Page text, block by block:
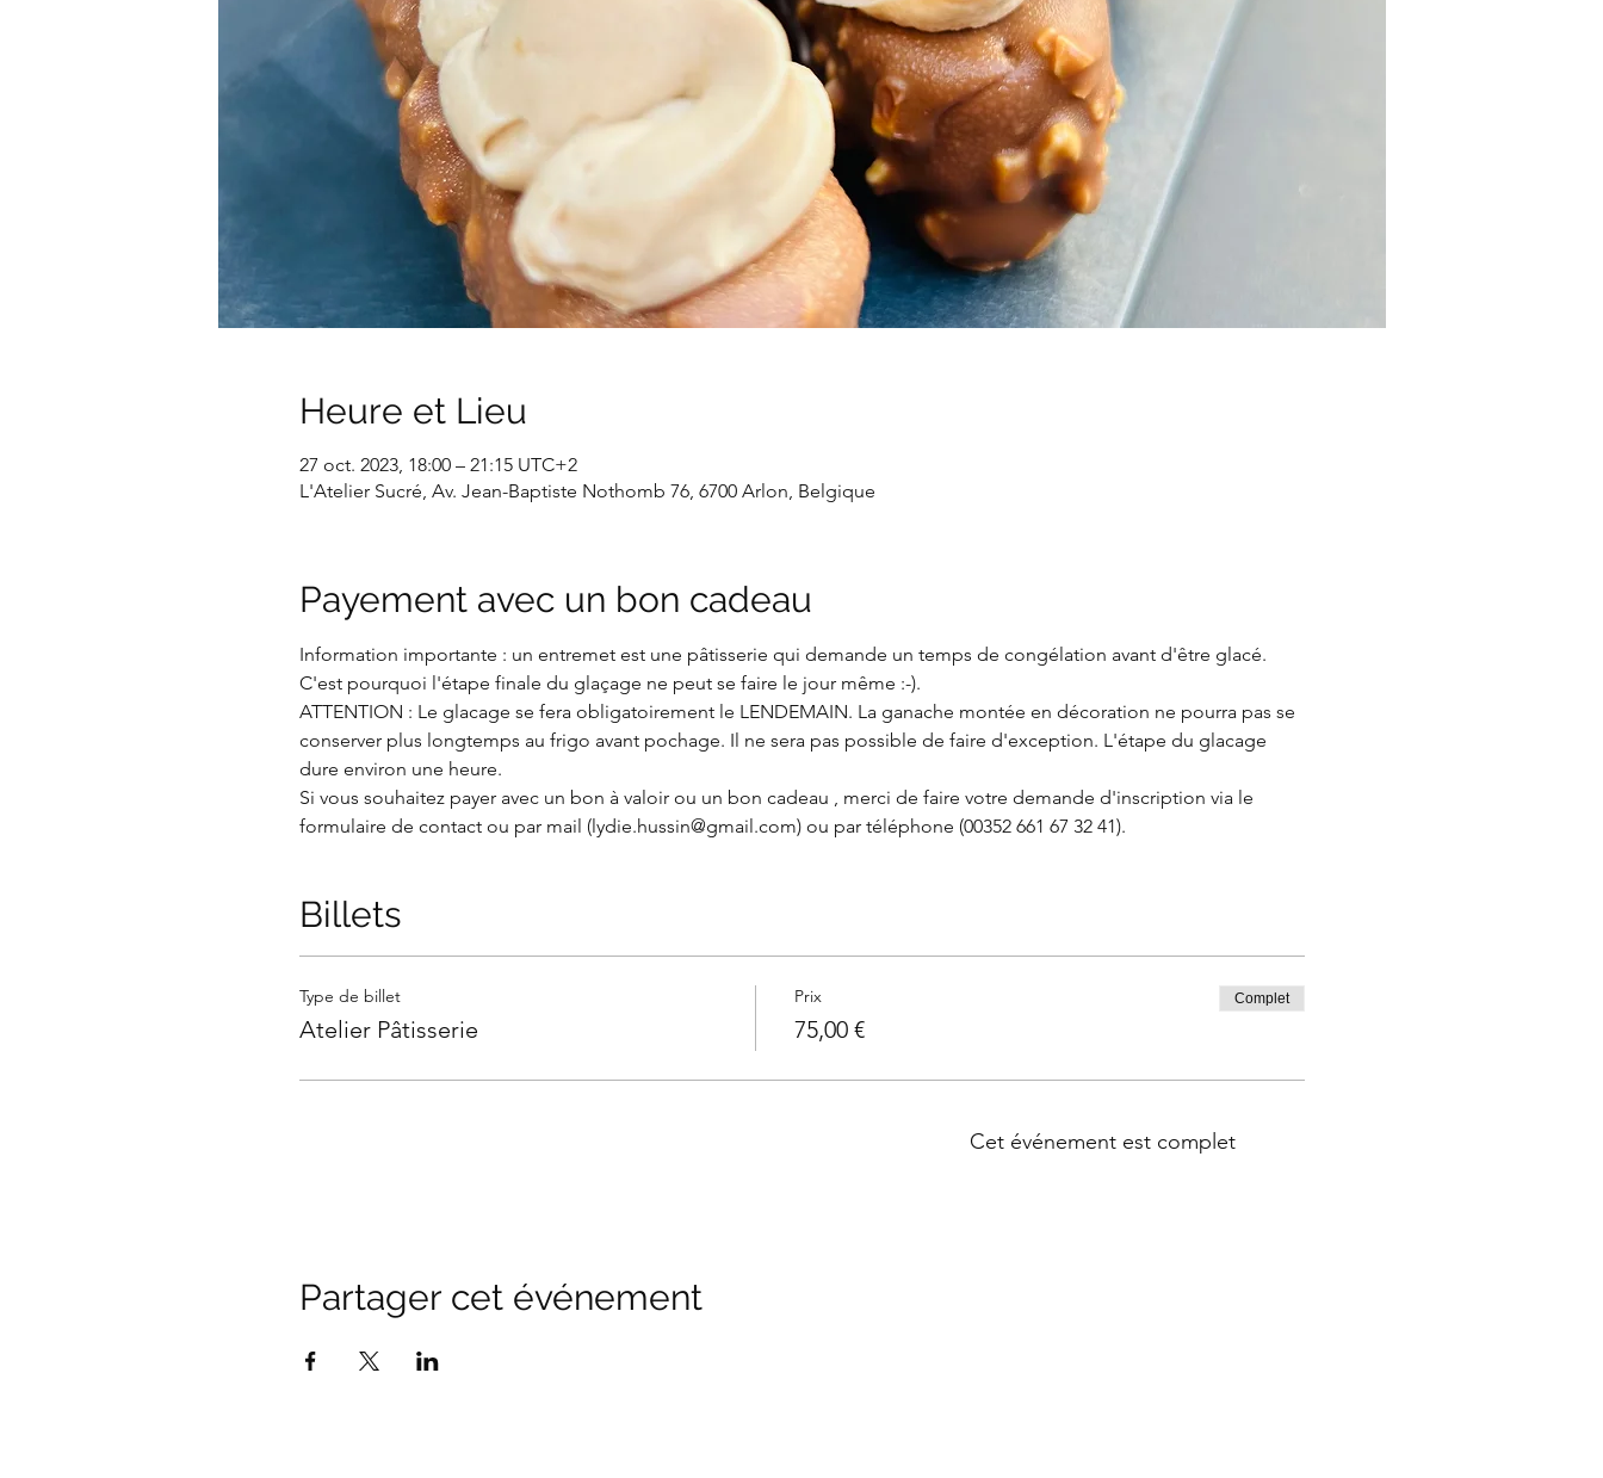
Heure et Lieu
27 oct. 2023, 18:00 – 21:15 UTC+2
L'Atelier Sucré, Av. Jean-Baptiste Nothomb 76, 6700 Arlon, Belgique
Payement avec un bon cadeau
Information importante : un entremet est une pâtisserie qui demande un temps de congélation avant d'être glacé.
C'est pourquoi l'étape finale du glaçage ne peut se faire le jour même :-).
ATTENTION : Le glacage se fera obligatoirement le LENDEMAIN. La ganache montée en décoration ne pourra pas se
conserver plus longtemps au frigo avant pochage. Il ne sera pas possible de faire d'exception. L'étape du glacage
dure environ une heure.
Si vous souhaitez payer avec un bon à valoir ou un bon cadeau , merci de faire votre demande d'inscription via le
formulaire de contact ou par mail (lydie.hussin@gmail.com) ou par téléphone (00352 661 67 32 41).
Billets
Type de billet
Atelier Pâtisserie
Prix
75,00 €
Complet
Cet événement est complet
Partager cet événement